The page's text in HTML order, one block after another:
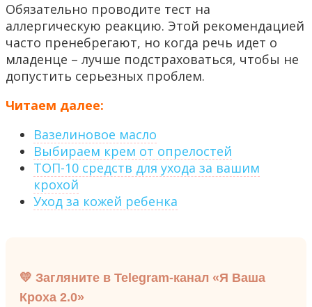
Обязательно проводите тест на
аллергическую реакцию. Этой рекомендацией
часто пренебрегают, но когда речь идет о
младенце – лучше подстраховаться, чтобы не
допустить серьезных проблем.
Читаем далее:
Вазелиновое масло
Выбираем крем от опрелостей
ТОП-10 средств для ухода за вашим
крохой
Уход за кожей ребенка
💛 Загляните в Telegram-канал «Я Ваша
Кроха 2.0»